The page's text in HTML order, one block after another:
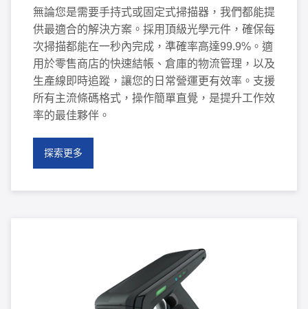
無論您是需要手持式或固定式掃描器，我們都能提
供最適合的解決方案。採用頂級光學元件，確保每
次掃描都能在一秒內完成，準確率高達99.9%。適
用於零售商店的快速結帳、倉庫的物流管理，以及
生產線即時追蹤，讓您的日常營運更有效率。支援
所有主流條碼格式，操作簡單直覺，是提升工作效
率的最佳夥伴。
探索更多